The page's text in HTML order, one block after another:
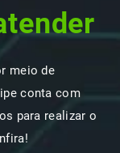
meio de
conta com
para realizar o